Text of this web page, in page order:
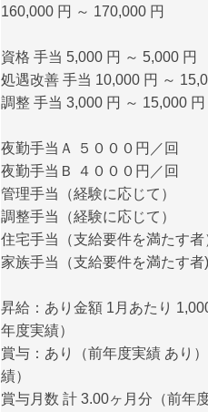
160,000 円 ～ 170,000 円
資格 手当 5,000 円 ～ 5,000 円
処遇改善 手当 10,000 円 ～
調整 手当 3,000 円 ～ 15,000 円
夜勤手当Ａ ５０００円／回
夜勤手当Ｂ ４０００円／回
管理手当（経験に応じて）
調整手当（経験に応じて）
住宅手当（支給要件を満たす者
家族手当（支給要件を満たす者)
昇給：あり金額 1月あたり
年度実績）
賞与：あり（前年度実績 あり
績）
賞与月数 計 3.00ヶ月分（前年